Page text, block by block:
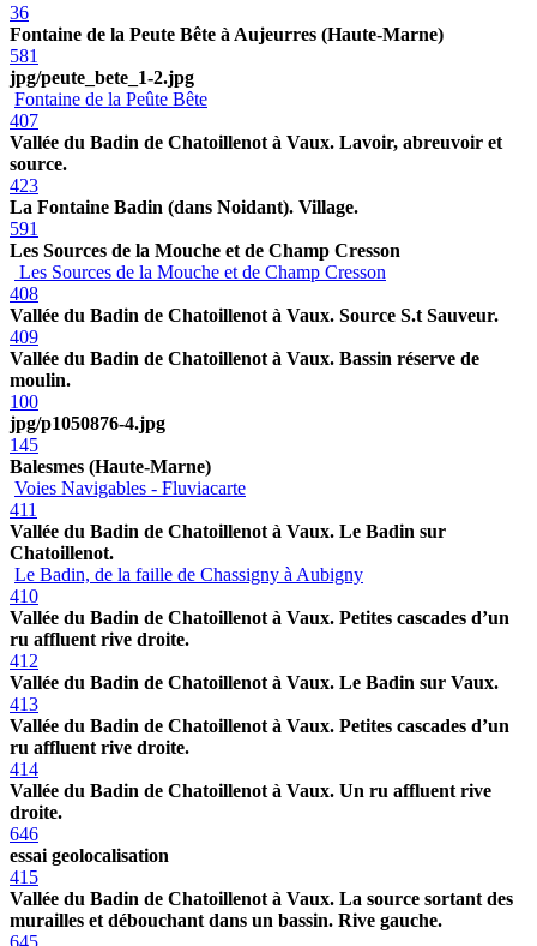
36
Fontaine de la Peute Bête à Aujeurres (Haute-Marne)
581
jpg/peute_bete_1-2.jpg
Fontaine de la Peûte Bête
407
Vallée du Badin de Chatoillenot à Vaux. Lavoir, abreuvoir et
source.
423
La Fontaine Badin (dans Noidant). Village.
591
Les Sources de la Mouche et de Champ Cresson
Les Sources de la Mouche et de Champ Cresson
408
Vallée du Badin de Chatoillenot à Vaux. Source S.t Sauveur.
409
Vallée du Badin de Chatoillenot à Vaux. Bassin réserve de
moulin.
100
jpg/p1050876-4.jpg
145
Balesmes (Haute-Marne)
Voies Navigables - Fluviacarte
411
Vallée du Badin de Chatoillenot à Vaux. Le Badin sur
Chatoillenot.
Le Badin, de la faille de Chassigny à Aubigny
410
Vallée du Badin de Chatoillenot à Vaux. Petites cascades d’un
ru affluent rive droite.
412
Vallée du Badin de Chatoillenot à Vaux. Le Badin sur Vaux.
413
Vallée du Badin de Chatoillenot à Vaux. Petites cascades d’un
ru affluent rive droite.
414
Vallée du Badin de Chatoillenot à Vaux. Un ru affluent rive
droite.
646
essai geolocalisation
415
Vallée du Badin de Chatoillenot à Vaux. La source sortant des
murailles et débouchant dans un bassin. Rive gauche.
645